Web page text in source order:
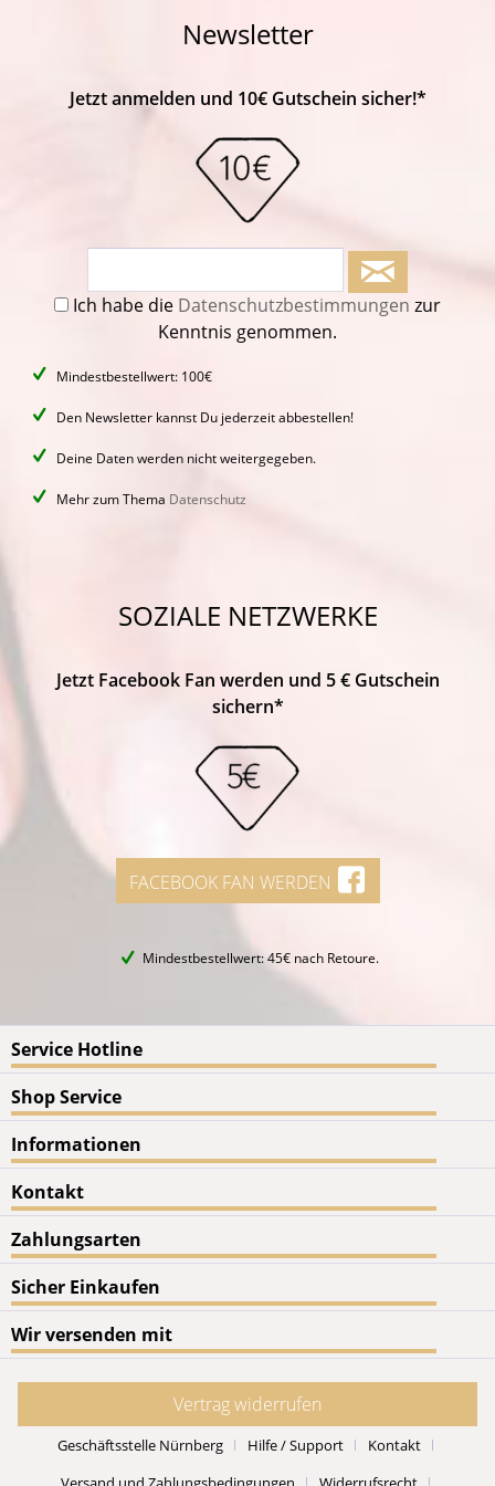
Newsletter
Jetzt anmelden und 10€ Gutschein sicher!*
Ich habe die Datenschutzbestimmungen zur
Kenntnis genommen.
Mindestbestellwert: 100€
Den Newsletter kannst Du jederzeit abbestellen!
Deine Daten werden nicht weitergegeben.
Mehr zum Thema Datenschutz
SOZIALE NETZWERKE
Jetzt Facebook Fan werden und 5 € Gutschein
sichern*
FACEBOOK FAN WERDEN
Mindestbestellwert: 45€ nach Retoure.
Service Hotline
Shop Service
Informationen
Kontakt
Zahlungsarten
Sicher Einkaufen
Wir versenden mit
Vertrag widerrufen
Geschäftsstelle Nürnberg Hilfe / Support
Kontakt